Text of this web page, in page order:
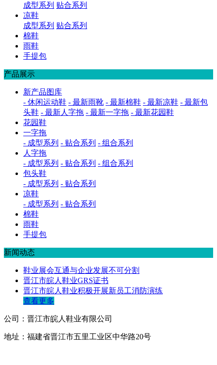
成型系列 贴合系列
凉鞋
成型系列 贴合系列
棉鞋
雨鞋
手提包
产品展示
新产品图库
- 休闲运动鞋 - 最新雨靴 - 最新棉鞋 - 最新凉鞋 - 最新包
头鞋 - 最新人字拖 - 最新一字拖 - 最新花园鞋
花园鞋
一字拖
- 成型系列 - 贴合系列 - 组合系列
人字拖
- 成型系列 - 贴合系列 - 组合系列
包头鞋
- 成型系列 - 贴合系列
凉鞋
- 成型系列 - 贴合系列
棉鞋
雨鞋
手提包
新闻动态
鞋业展会互通与企业发展不可分割
晋江市皖人鞋业GRS证书
晋江市皖人鞋业积极开展新员工消防演练
查看更多
公司：晋江市皖人鞋业有限公司
地址：福建省晋江市五里工业区中华路20号